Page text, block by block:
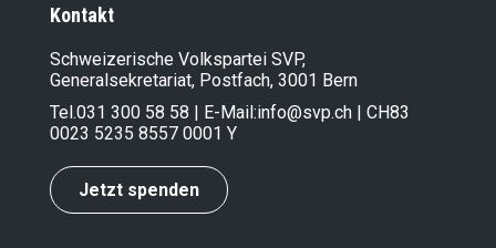
Kontakt
Schweizerische Volkspartei SVP,
Generalsekretariat, Postfach, 3001 Bern
Tel.031 300 58 58 | E-Mail:info@svp.ch | CH83
0023 5235 8557 0001 Y
Jetzt spenden